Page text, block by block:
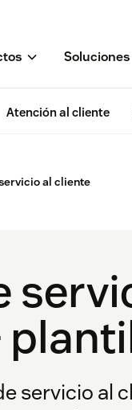
Soluciones
Atención al cliente
al cliente
servicio al